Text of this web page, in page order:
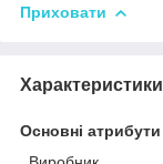
Приховати
Характеристики
Основні атрибути